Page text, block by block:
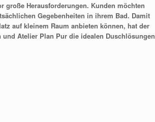
große Herausforderungen. Kunden möchten
Gegebenheiten in ihrem Bad. Damit
auf kleinem Raum anbieten können, hat der
Atelier Plan Pur die idealen Duschlösungen